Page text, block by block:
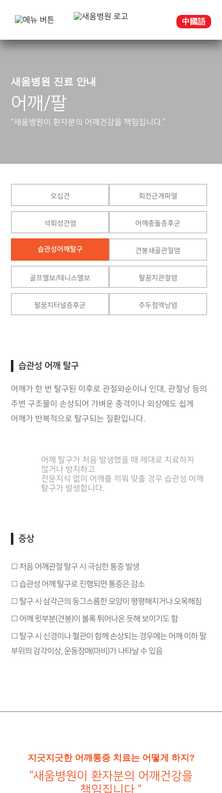
中國語
새움병원 진료 안내
어깨/팔
“새움병원이 환자분의 어깨건강을 책임집니다.”
오십견 회전근개파열
석회성건염 어깨충돌증후군
습관성어깨탈구 견봉쇄골관절염
골프엘보/테니스엘보 팔꿈치관절염
팔꿈치터널증후군 주두점액낭염
습관성 어깨 탈구
어깨가 한 번 탈구된 이후로 관절와순이나 인대, 관절낭 등의
주변 구조물이 손상되어 가벼운 충격이나 외상에도 쉽게
어깨가 반복적으로 탈구되는 질환입니다.
어깨 탈구가 처음 발생했을 때 제대로 치료하지
않거나 방치하고
전문지식 없이 어깨를 끼워 맞출 경우 습관성 어깨
탈구가 발생합니다.
증상
□ 처음 어깨관절 탈구 시 극심한 통증 발생
□ 습관성 어깨 탈구로 진행되면 통증은 감소
□ 탈구 시 삼각근의 둥그스름한 모양이 평평해지거나 오목해짐
□ 어깨 윗부분(견봉)이 볼록 튀어나온 듯해 보이기도 함
□ 탈구 시 신경이나 혈관이 함께 손상되는 경우에는 어깨 이하 팔
부위의 감각이상, 운동장애(마비)가 나타날 수 있음
지긋지긋한 어깨통증 치료는 어떻게 하지?
“새움병원이 환자분의 어깨건강을
책임집니다.”